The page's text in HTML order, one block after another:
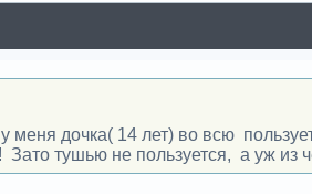
меня дочка( 14 лет) во всю
Зато тушью не пользуется, а уж из